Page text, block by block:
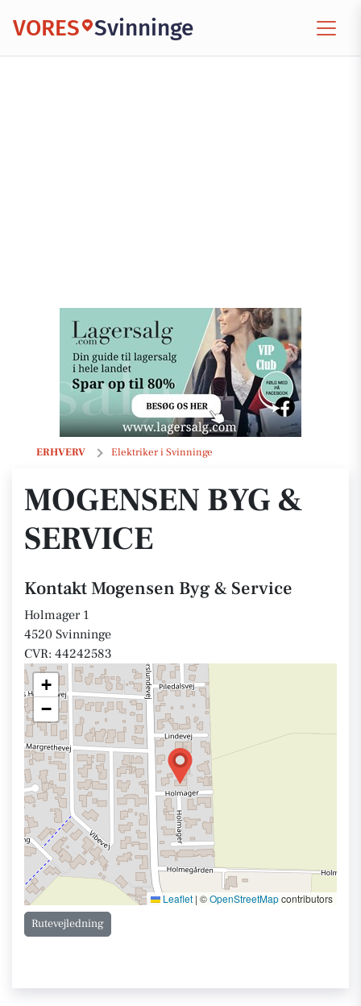
VORES Svinninge
ERHVERV Elektriker i Svinninge
Mogensen Byg & Service
MOGENSEN BYG &
SERVICE
Kontakt Mogensen Byg & Service
Holmager 1
4520 Svinninge
CVR: 44242583
+
−
Leaflet | ©OpenStreetMapcontributors
Rutevejledning